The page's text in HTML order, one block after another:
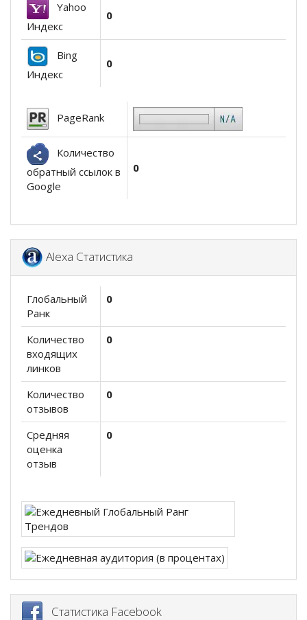
Yahoo
Индекс
0
Bing
Индекс
0
PageRank
Количество
обратный ссылок в
Google
0
Alexa Статистика
Глобальный
Ранк
0
Количество
входящих
линков
0
Количество
отзывов
0
Средняя
оценка
отзыв
0
Статистика Facebook